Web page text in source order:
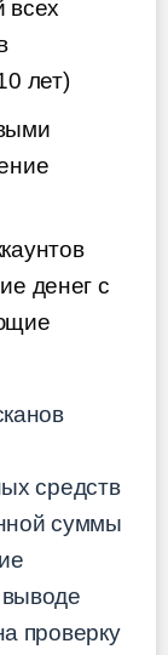
всех
лет)
денег с
средств
суммы
проверку